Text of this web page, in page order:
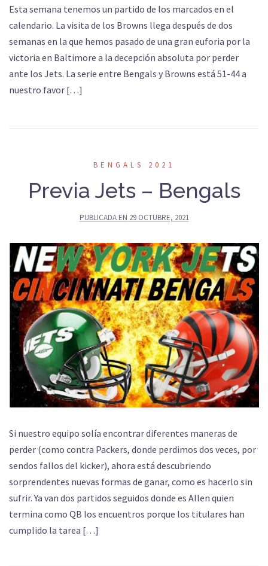
Esta semana tenemos un partido de los marcados en el
calendario. La visita de los Browns llega después de dos
semanas en la que hemos pasado de una gran euforia por la
victoria en Baltimore a la decepción absoluta por perder
ante los Jets. La serie entre Bengals y Browns está 51-44 a
nuestro favor […]
BENGALS 2021
Previa Jets – Bengals
PUBLICADA EN 29 OCTUBRE, 2021
Si nuestro equipo solía encontrar diferentes maneras de
perder (como contra Packers, donde perdimos dos veces, por
sendos fallos del kicker), ahora está descubriendo
sorprendentes nuevas formas de ganar, como es hacerlo sin
sufrir. Ya van dos partidos seguidos donde es Allen quien
termina como QB los encuentros porque los titulares han
cumplido la tarea […]